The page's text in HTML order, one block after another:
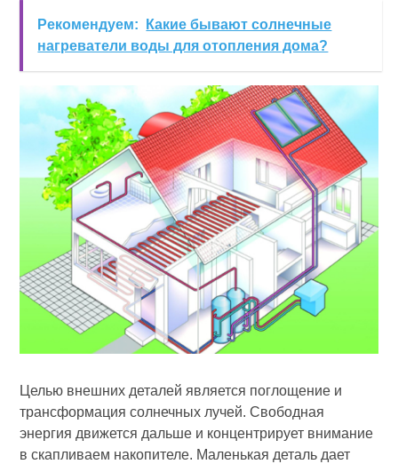
Рекомендуем:
Какие бывают солнечные
нагреватели воды для отопления дома?
Целью внешних деталей является поглощение и
трансформация солнечных лучей. Свободная
энергия движется дальше и концентрирует внимание
в скапливаем накопителе. Маленькая деталь дает